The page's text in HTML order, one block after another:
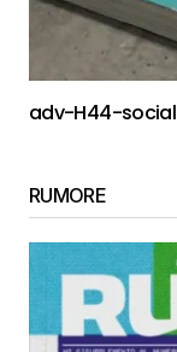
adv-H44-social
RUMORE